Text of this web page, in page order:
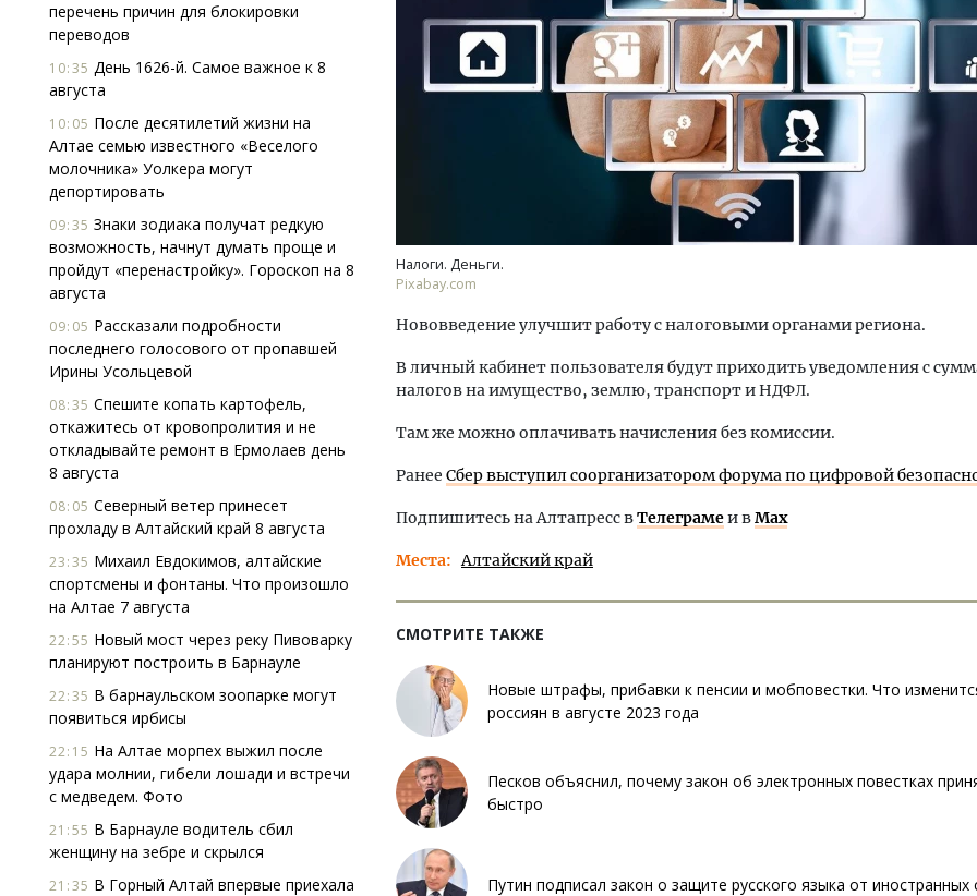
перечень причин для блокировки
переводов
10:35 День 1626-й. Самое важное к 8
августа
10:05 После десятилетий жизни на
Алтае семью известного «Веселого
молочника» Уолкера могут
депортировать
09:35 Знаки зодиака получат редкую
возможность, начнут думать проще и
пройдут «перенастройку». Гороскоп на 8
августа
09:05 Рассказали подробности
последнего голосового от пропавшей
Ирины Усольцевой
08:35 Спешите копать картофель,
откажитесь от кровопролития и не
откладывайте ремонт в Ермолаев день
8 августа
08:05 Северный ветер принесет
прохладу в Алтайский край 8 августа
23:35 Михаил Евдокимов, алтайские
спортсмены и фонтаны. Что произошло
на Алтае 7 августа
22:55 Новый мост через реку Пивоварку
планируют построить в Барнауле
22:35 В барнаульском зоопарке могут
появиться ирбисы
22:15 На Алтае морпех выжил после
удара молнии, гибели лошади и встречи
с медведем. Фото
21:55 В Барнауле водитель сбил
женщину на зебре и скрылся
21:35 В Горный Алтай впервые приехала
Налоги. Деньги.
Pixabay.com
Нововведение улучшит работу с налоговыми органами региона.
В личный кабинет пользователя будут приходить уведомления с
налогов на имущество, землю, транспорт и НДФЛ.
Там же можно оплачивать начисления без комиссии.
Ранее Сбер выступил соорганизатором форума по цифровой
Подпишитесь на Алтапресс вТелеграмеи вMax
Места Алтайский край
СМОТРИТЕ ТАКЖЕ
Новые штрафы, прибавки к пенсии и мобповестки. Что
россиян в августе 2023 года
Песков объяснил, почему закон об электронных повестках
быстро
Путин подписал закон о защите русского языка от иностранных
Ищем новые берега. Гендиректор
«Жилищной инициативы» Юрий
Гатилов — о том, как девелоперу
оставаться на плаву, когда рынок
СТРОИТЕЛЬСТВО
Архитектурный код
земли. Мощение
плитами становится
стандартом
СТРОИТЕЛЬСТВО